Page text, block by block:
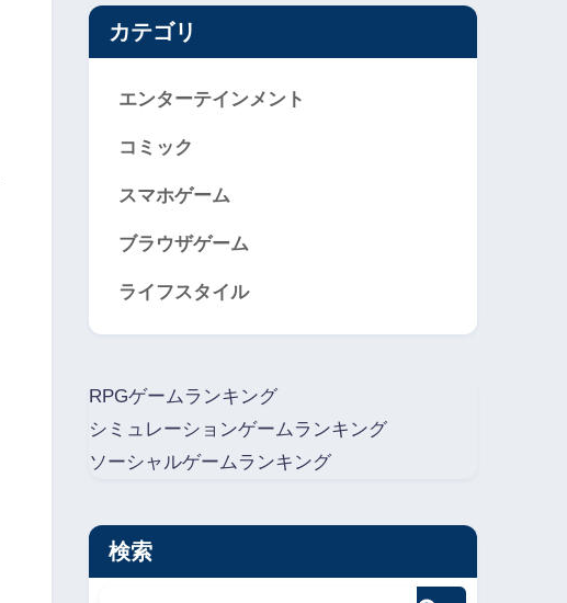
カテゴリ
エンターテインメント
コミック
スマホゲーム
ブラウザゲーム
ライフスタイル
RPGゲームランキング
シミュレーションゲームランキング
ソーシャルゲームランキング
検索